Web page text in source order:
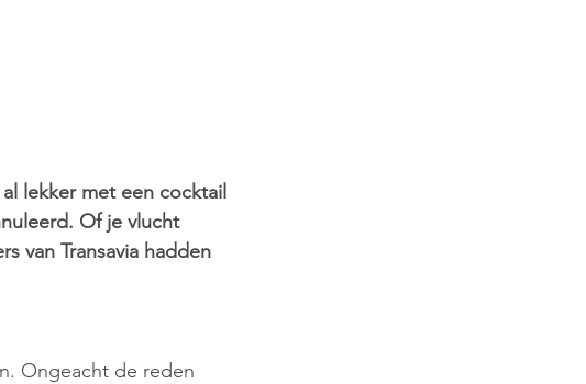
lekker met een cocktail
Of je vlucht
van Transavia hadden
Ongeacht de reden